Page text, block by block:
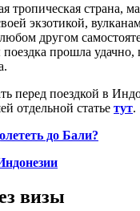
тропическая страна,
экзотикой,
другом
прошла удачно,
перед поездкой в
отдельной статье тут.
до Бали?
визы